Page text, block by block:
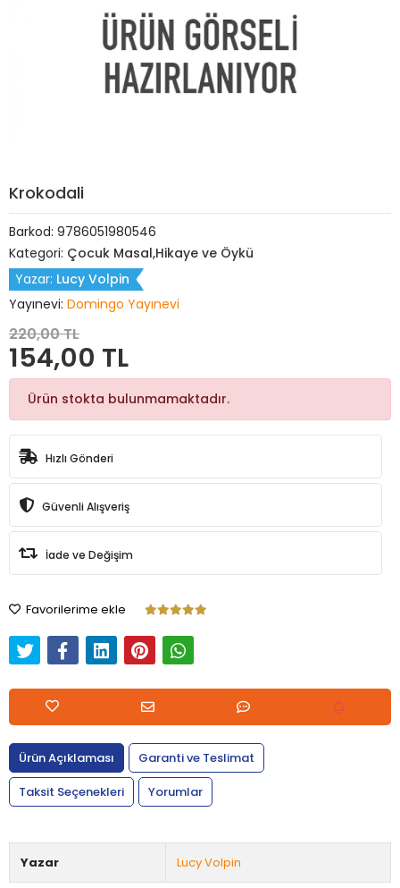
Krokodali
Barkod: 9786051980546
Kategori: Çocuk Masal,Hikaye ve Öykü
Yazar: Lucy Volpin
Yayınevi: Domingo Yayınevi
220,00 TL
154,00 TL
Ürün stokta bulunmamaktadır.
Hızlı Gönderi
Güvenli Alışveriş
İade ve Değişim
Favorilerime ekle
Ürün Açıklaması
Garanti ve Teslimat
Taksit Seçenekleri
Yorumlar
Yazar Lucy Volpin